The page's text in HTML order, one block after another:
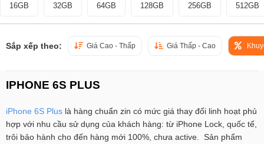
16GB 32GB 64GB 128GB 256GB 512GB
Sắp xếp theo: Giá Cao - Thấp Giá Thấp - Cao
IPHONE 6S PLUS
iPhone 6S Plus là hàng chuẩn zin có mức giá thay đổi linh hoạt phủ
hợp với nhu cầu sử dụng của khách hàng: từ iPhone Lock, quốc tế,
trôi bảo hành cho đến hàng mới 100%, chưa active. Sản phẩm